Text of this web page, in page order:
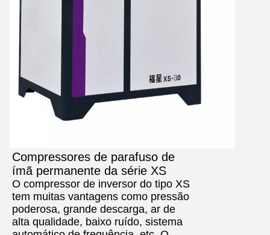
Compressores de parafuso de
ímã permanente da série XS
O compressor de inversor do tipo XS
tem muitas vantagens como pressão
poderosa, grande descarga, ar de
alta qualidade, baixo ruído, sistema